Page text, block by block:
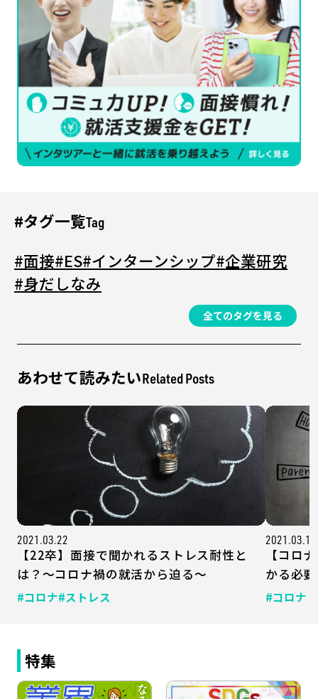
Tag
#タグ一覧
#面接#ES#インターンシップ#企業研究
#身だしなみ
全てのタグを見る
Related Posts
あわせて読みたい
2021.03.22
【22卒】面接で聞かれるストレス耐性と
は？～コロナ禍の就活から迫る～
#コロナ#ストレス
2021.03.18
【コロ
かる必
#コロナ
特集